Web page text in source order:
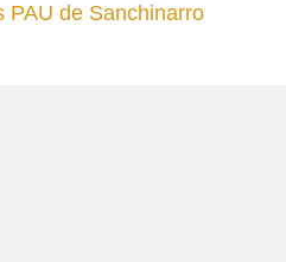
PAU de Sanchinarro